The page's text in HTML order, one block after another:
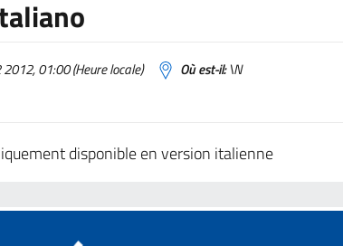
01:00 (Heure locale) Où est-il:\N
disponible en version italienne